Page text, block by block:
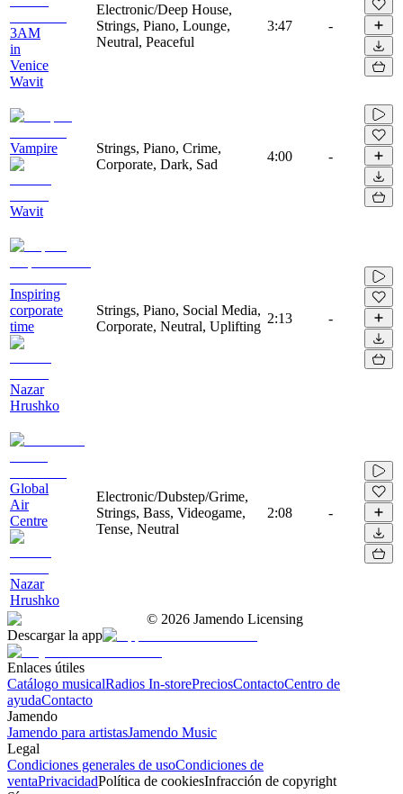
3AM
in
Venice
Wavit
Electronic/Deep House,
Strings, Piano, Lounge,
Neutral, Peaceful
3:47 -
Vampire
Wavit
Strings, Piano, Crime,
Corporate, Dark, Sad
4:00 -
Inspiring
corporate
time
Nazar
Hrushko
Strings, Piano, Social Media,
Corporate, Neutral, Uplifting
2:13 -
Global
Air
Centre
Nazar
Hrushko
Electronic/Dubstep/Grime,
Strings, Bass, Videogame,
Tense, Neutral
2:08 -
© 2026 Jamendo Licensing
Descargar la app
Enlaces útiles
Catálogo musicalRadios In-storePreciosContactoCentro de
ayudaContacto
Jamendo
Jamendo para artistasJamendo Music
Legal
Condiciones generales de usoCondiciones de
ventaPrivacidadPolítica de cookiesInfracción de copyright